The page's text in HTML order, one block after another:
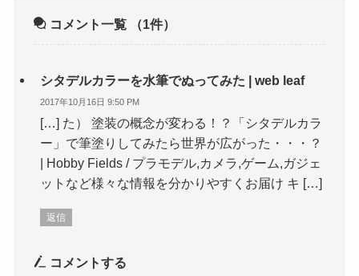
コメント一覧 （1件）
シタデルカラーを水筆でぬってみた | web leaf
2017年10月16日 9:50 PM
[…] た） 塗装の概念が変わる！？「シタデルカラ
ー」で筆塗りしてみたら世界が広がった・・・？
| Hobby Fields / プラモデル,カメラ,ゲーム,ガジェ
ットなど様々な情報を分かりやすくお届け キ […]
返信
コメントする